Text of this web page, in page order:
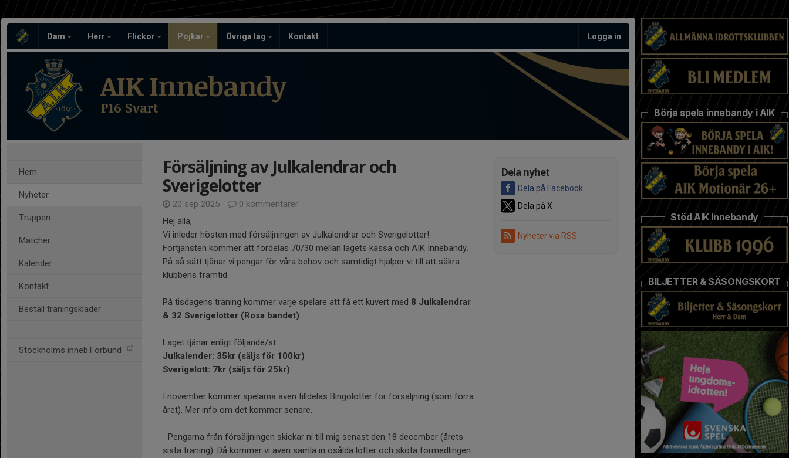
Dam Herr Flickor Pojkar Övriga lag Kontakt Logga in
AIK Innebandy
P16 Svart
Hem
Nyheter
Truppen
Matcher
Kalender
Kontakt
Beställ träningskläder
Stockholms inneb.Förbund
Dela nyhet
Dela på Facebook
Dela på X
Nyheter via RSS
Försäljning av Julkalendrar och
Sverigelotter
20 sep 2025
0 kommentarer
Hej alla,
Vi inleder hösten med försäljningen av Julkalendrar och Sverigelotter!
Förtjänsten kommer att fördelas 70/30 mellan lagets kassa och AIK Innebandy.
På så sätt tjänar vi pengar för våra behov och samtidigt hjälper vi till att säkra
klubbens framtid.
På tisdagens träning kommer varje spelare att få ett kuvert med 8 Julkalendrar
& 32 Sverigelotter (Rosa bandet).
Laget tjänar enligt följande/st:
Julkalender: 35kr (säljs för 100kr)
Sverigelott: 7kr (säljs för 25kr)
I november kommer spelarna även tilldelas Bingolotter för försäljning (som förra
året). Mer info om det kommer senare.
Pengarna från försäljningen skickar ni till mig senast den 18 december (årets
sista träning). Då kommer vi även samla in osålda lotter och sköta förmedlingen
Börja spela innebandy i AIK
Stöd AIK Innebandy
BILJETTER & SÄSONGSKORT